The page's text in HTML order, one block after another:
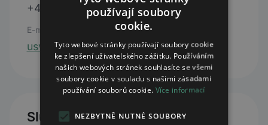
+420 241 405 689
E-mail
usv.pankrace@centrum.cz
Služby
používají soubory
cookie.
Tyto webové stránky používají soubory cookie
ke zlepšení uživatelského zážitku. Používáním
našich webových stránek souhlasíte se všemi
soubory cookie v souladu s našimi zásadami
používání souborů cookie. Více informací
NEZBYTNĚ NUTNÉ SOUBORY